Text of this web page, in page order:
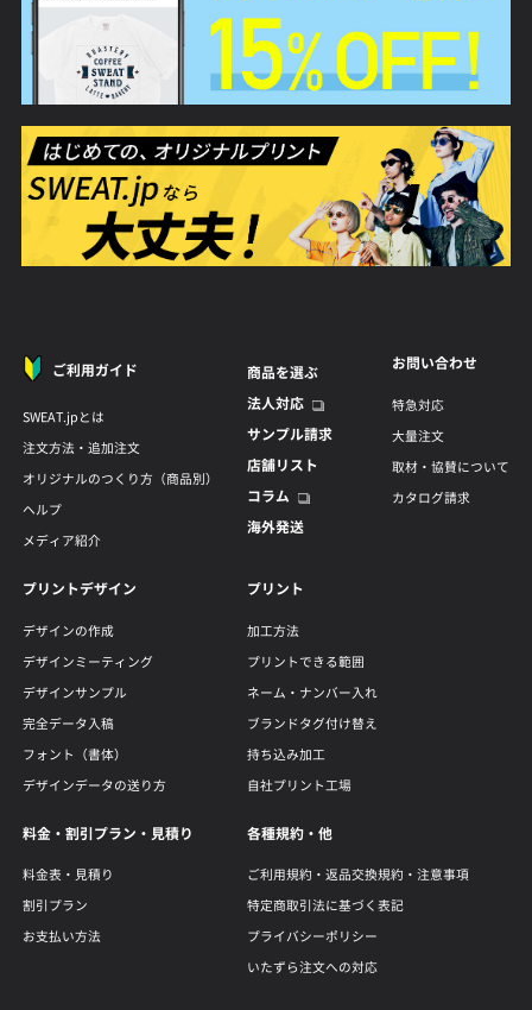
ご利用ガイド
SWEAT.jpとは
注文方法・追加注文
オリジナルのつくり方（商品別）
ヘルプ
メディア紹介
商品を選ぶ
法人対応
サンプル請求
店舗リスト
コラム
海外発送
お問い合わせ
特急対応
大量注文
取材・協賛について
カタログ請求
プリントデザイン
デザインの作成
デザインミーティング
デザインサンプル
完全データ入稿
フォント（書体）
デザインデータの送り方
プリント
加工方法
プリントできる範囲
ネーム・ナンバー入れ
ブランドタグ付け替え
持ち込み加工
自社プリント工場
料金・割引プラン・見積り
料金表・見積り
割引プラン
お支払い方法
各種規約・他
ご利用規約・返品交換規約・注意事項
特定商取引法に基づく表記
プライバシーポリシー
いたずら注文への対応